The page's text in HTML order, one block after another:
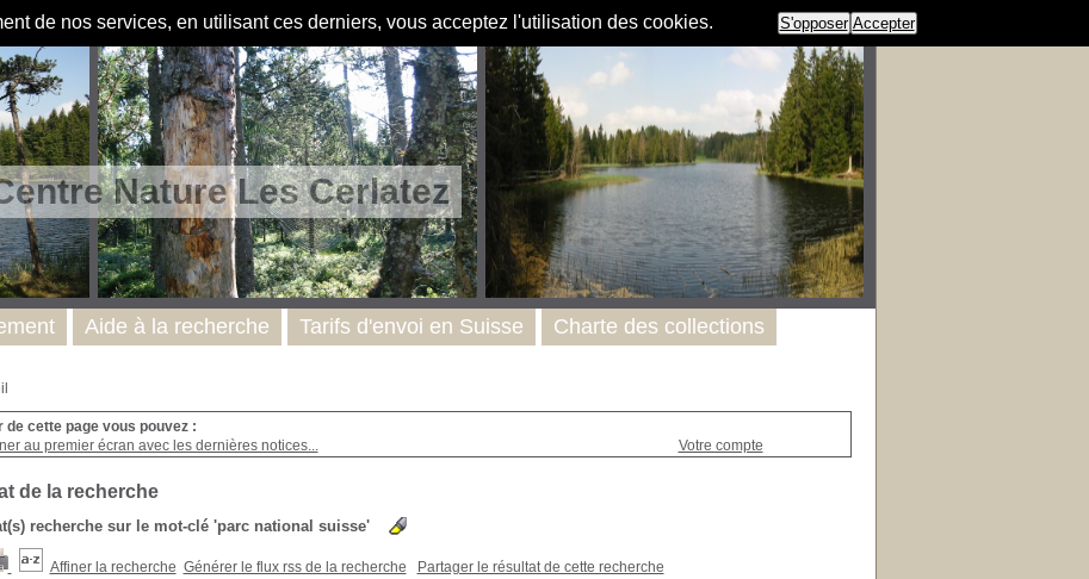
de nos services, en utilisant ces derniers, vous acceptez l'utilisation des cookies. S'opposer Accepter
Nature Les Cerlatez
de cette page vous pouvez :
au premier écran avec les dernières notices...
Votre compte
de la recherche
recherche sur le mot-clé 'parc national suisse'
Affiner la recherche Générer le flux rss de la recherche Partager le résultat de cette recherche
Aide à la recherche Tarifs d'envoi en Suisse Charte des collections